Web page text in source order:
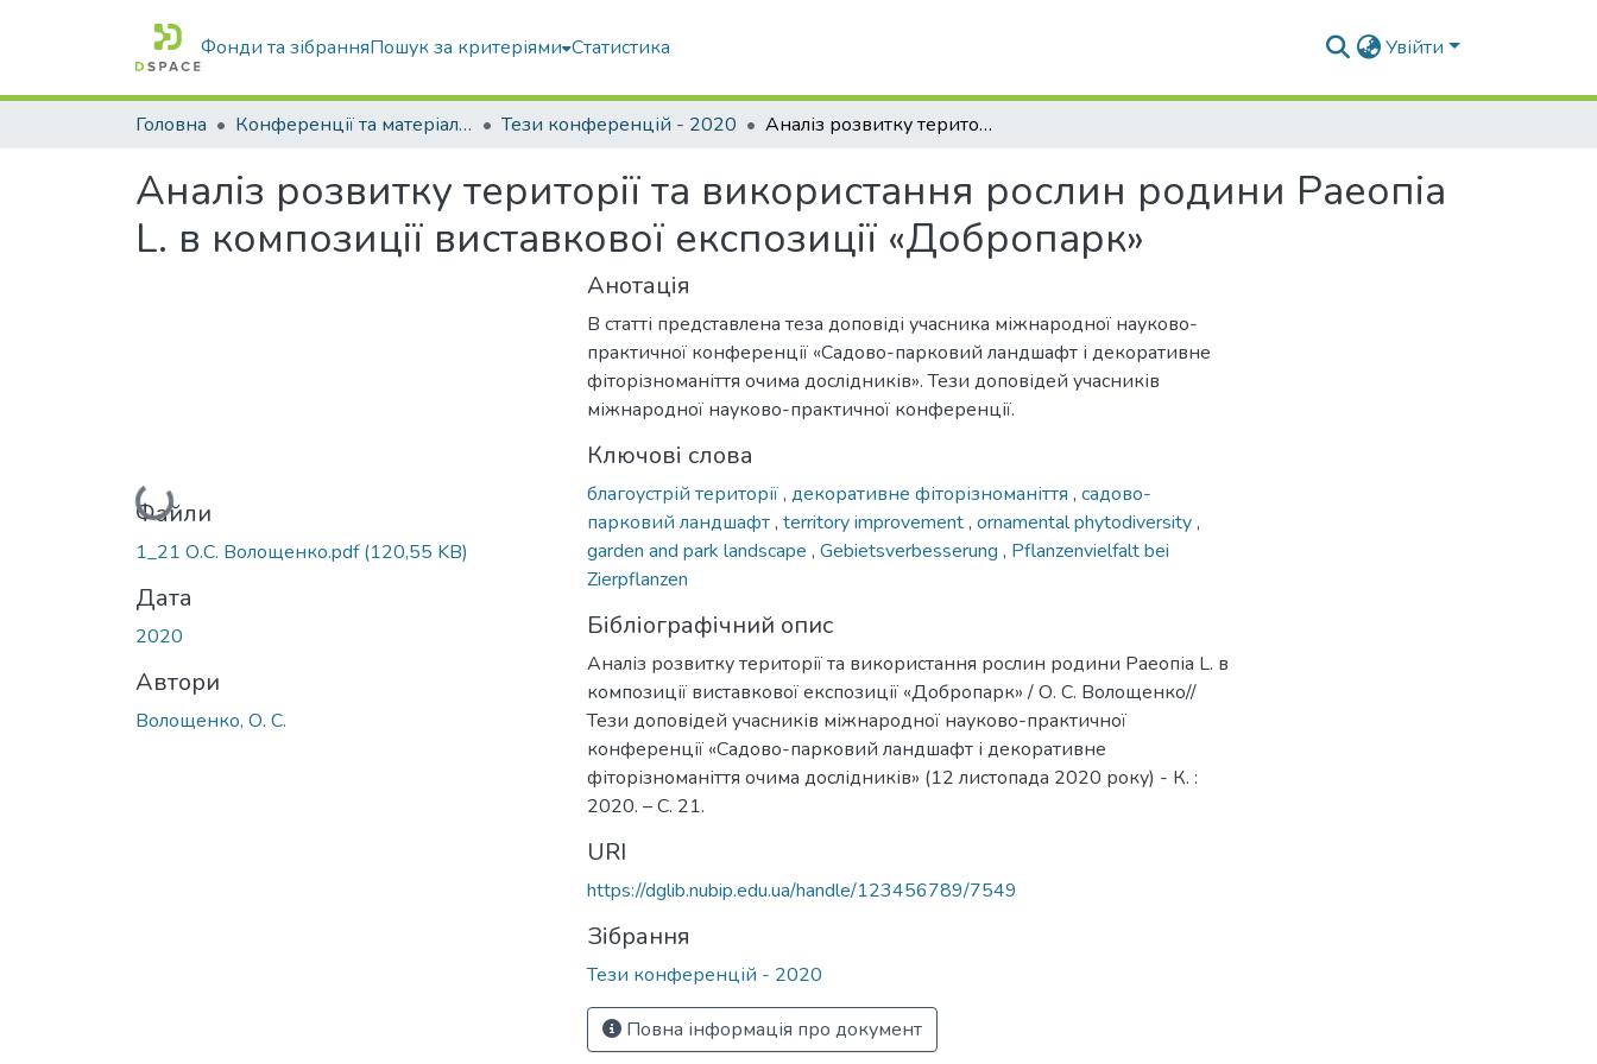
Фонди та зібранняПошук за критеріями Статистика Увійти
Головна Конференції та матеріали конференцій Тези конференцій - 2020 Аналіз розвитку території та використання рослин родини Раеопіа L. в композиції виставкової експозиції «Добропарк»
Аналіз розвитку території та використання рослин родини Раеопіа
L. в композиції виставкової експозиції «Добропарк»
Вантажиться...
Файли
1_21 О.С. Волощенко.pdf(120,55 KB)
Дата
2020
Автори
Волощенко, О. С.
Анотація
В статті представлена теза доповіді учасника міжнародної науково-
практичної конференції «Садово-парковий ландшафт і декоративне
фіторізноманіття очима дослідників». Тези доповідей учасників
міжнародної науково-практичної конференції.
Ключові слова
благоустрій території, декоративне фіторізноманіття , садово-
парковий ландшафт, territory improvement, ornamental phytodiversity,
garden and park landscape , Gebietsverbesserung , Pflanzenvielfalt bei
Zierpflanzen
Бібліографічний опис
Аналіз розвитку території та використання рослин родини Раеопіа L. в
композиції виставкової експозиції «Добропарк» / О. С. Волощенко//
Тези доповідей учасників міжнародної науково-практичної
конференції «Садово-парковий ландшафт і декоративне
фіторізноманіття очима дослідників» (12 листопада 2020 року) - К. :
2020. – С. 21.
URI
https://dglib.nubip.edu.ua/handle/123456789/7549
Зібрання
Тези конференцій - 2020
Повна інформація про документ